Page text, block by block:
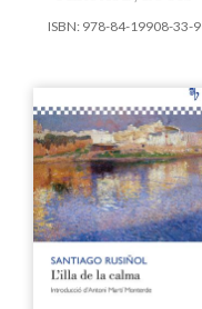
ISBN: 978-84-19908-33-9